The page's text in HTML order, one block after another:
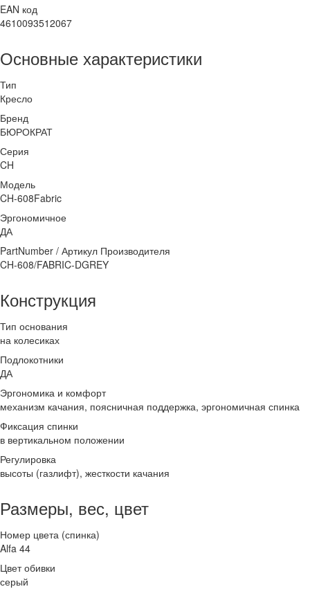
EAN код
4610093512067
Основные характеристики
Тип
Кресло
Бренд
БЮРОКРАТ
Серия
CH
Модель
CH-608Fabric
Эргономичное
ДА
PartNumber / Артикул Производителя
CH-608/FABRIC-DGREY
Конструкция
Тип основания
на колесиках
Подлокотники
ДА
Эргономика и комфорт
механизм качания, поясничная поддержка, эргономичная спинка
Фиксация спинки
в вертикальном положении
Регулировка
высоты (газлифт), жесткости качания
Размеры, вес, цвет
Номер цвета (спинка)
Alfa 44
Цвет обивки
серый